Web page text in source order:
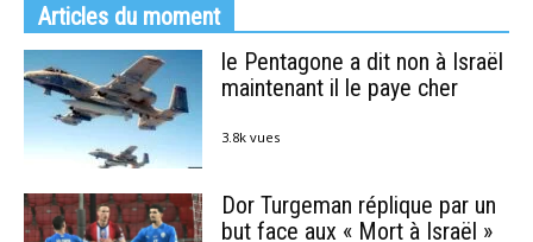
Articles du moment
le Pentagone a dit non à Israël
maintenant il le paye cher
3.8k vues
Dor Turgeman réplique par un
but face aux « Mort à Israël »